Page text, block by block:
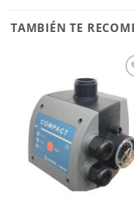
TAMBIÉN TE
a la
lista